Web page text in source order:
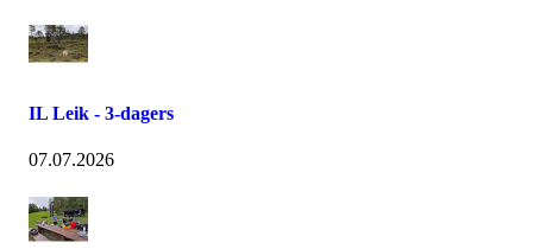
IL Leik - 3-dagers
07.07.2026